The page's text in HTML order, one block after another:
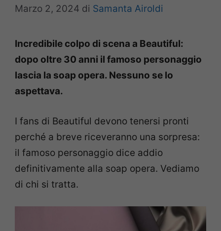
Marzo 2, 2024 di Samanta Airoldi
Incredibile colpo di scena a Beautiful:
dopo oltre 30 anni il famoso personaggio
lascia la soap opera. Nessuno se lo
aspettava.
I fans di Beautiful devono tenersi pronti
perché a breve riceveranno una sorpresa:
il famoso personaggio dice addio
definitivamente alla soap opera. Vediamo
di chi si tratta.